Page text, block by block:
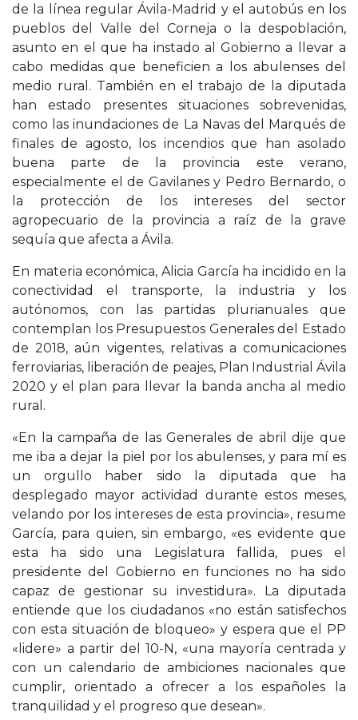
de la línea regular Ávila-Madrid y el autobús en los
pueblos del Valle del Corneja o la despoblación,
asunto en el que ha instado al Gobierno a llevar a
cabo medidas que beneficien a los abulenses del
medio rural. También en el trabajo de la diputada
han estado presentes situaciones sobrevenidas,
como las inundaciones de La Navas del Marqués de
finales de agosto, los incendios que han asolado
buena parte de la provincia este verano,
especialmente el de Gavilanes y Pedro Bernardo, o
la protección de los intereses del sector
agropecuario de la provincia a raíz de la grave
sequía que afecta a Ávila.
En materia económica, Alicia García ha incidido en la
conectividad el transporte, la industria y los
autónomos, con las partidas plurianuales que
contemplan los Presupuestos Generales del Estado
de 2018, aún vigentes, relativas a comunicaciones
ferroviarias, liberación de peajes, Plan Industrial Ávila
2020 y el plan para llevar la banda ancha al medio
rural.
«En la campaña de las Generales de abril dije que
me iba a dejar la piel por los abulenses, y para mí es
un orgullo haber sido la diputada que ha
desplegado mayor actividad durante estos meses,
velando por los intereses de esta provincia», resume
García, para quien, sin embargo, «es evidente que
esta ha sido una Legislatura fallida, pues el
presidente del Gobierno en funciones no ha sido
capaz de gestionar su investidura». La diputada
entiende que los ciudadanos «no están satisfechos
con esta situación de bloqueo» y espera que el PP
«lidere» a partir del 10-N, «una mayoría centrada y
con un calendario de ambiciones nacionales que
cumplir, orientado a ofrecer a los españoles la
tranquilidad y el progreso que desean».